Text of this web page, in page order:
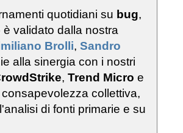
quotidiani su bug,
validato dalla nostra
Brolli, Sandro
alla sinergia con i nostri
, Trend Micro e
collettiva,
di fonti primarie e su